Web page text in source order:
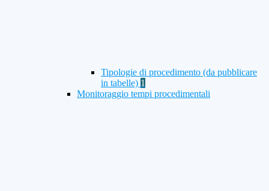
Tipologie di procedimento (da pubblicare
in tabelle) 1
Monitoraggio tempi procedimentali